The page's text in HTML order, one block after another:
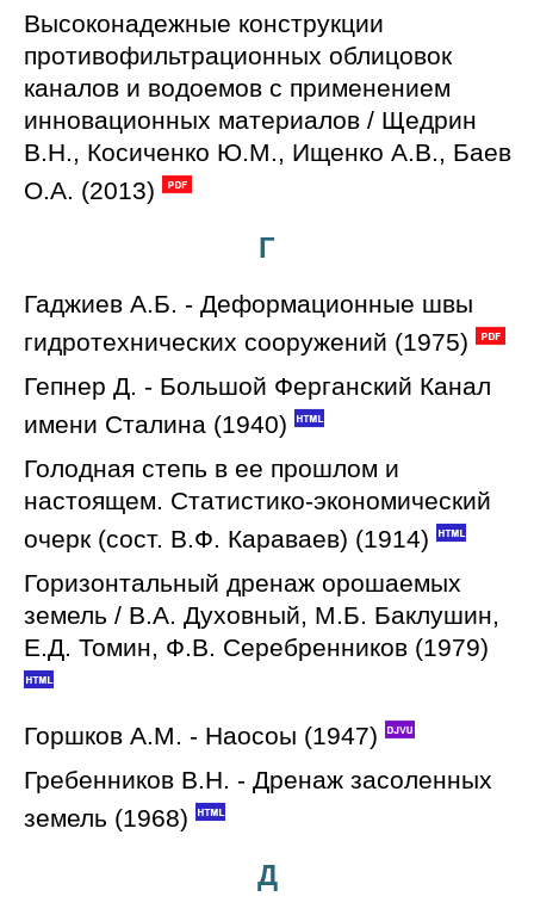
Высоконадежные конструкции
противофильтрационных облицовок
каналов и водоемов с применением
инновационных материалов / Щедрин
В.Н., Косиченко Ю.М., Ищенко А.В., Баев
О.А. (2013)
Г
Гаджиев А.Б. - Деформационные швы
гидротехнических сооружений (1975)
Гепнер Д. - Большой Ферганский Канал
имени Сталина (1940)
Голодная степь в ее прошлом и
настоящем. Статистико-экономический
очерк (сост. В.Ф. Караваев) (1914)
Горизонтальный дренаж орошаемых
земель / В.А. Духовный, М.Б. Баклушин,
Е.Д. Томин, Ф.В. Серебренников (1979)
Горшков А.М. - Наосоы (1947)
Гребенников В.Н. - Дренаж засоленных
земель (1968)
Д